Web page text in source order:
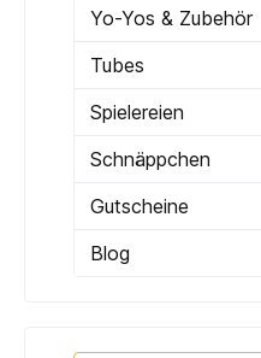
Yo-Yos & Zubehör
Tubes
Spielereien
Schnäppchen
Gutscheine
Blog